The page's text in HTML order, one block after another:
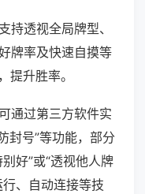
持透视全局牌型、
牌率及快速自摸等
提升胜率。
通过第三方软件实
封号”等功能，部分
好”或“透视他人牌
、自动连接等技